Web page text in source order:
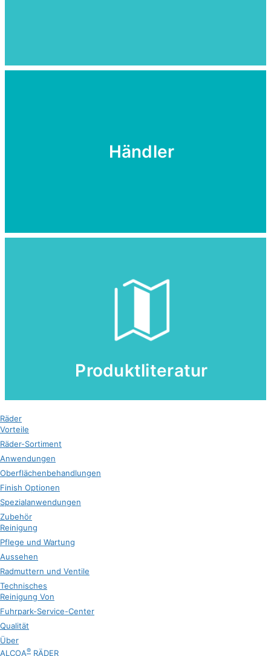
Händler
Produktliteratur
Räder
Vorteile
Räder-Sortiment
Anwendungen
Oberflächenbehandlungen
Finish Optionen
Spezialanwendungen
Zubehör
Reinigung
Pflege und Wartung
Aussehen
Radmuttern und Ventile
Technisches
Reinigung Von
Fuhrpark-Service-Center
Qualität
Über
ALCOA® RÄDER